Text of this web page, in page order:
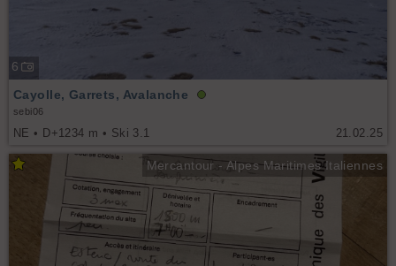
6
21.02.25
Cayolle, Garrets, Avalanche
sebi06
NE • D+1234 m • Ski 3.1
Mercantour - Alpes Maritimes Italiennes